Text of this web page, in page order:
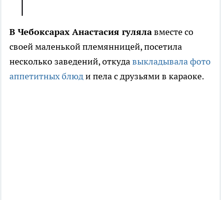
В Чебоксарах Анастасия гулялавместе со
своей маленькой племянницей, посетила
несколько заведений, откудавыкладывала фото
аппетитных блюди пела с друзьями в караоке.